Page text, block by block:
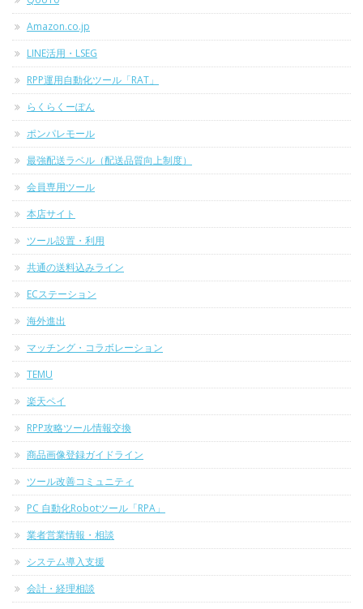
Amazon.co.jp
LINE活用・LSEG
RPP運用自動化ツール「RAT」
らくらくーぽん
ポンパレモール
最強配送ラベル（配送品質向上制度）
会員専用ツール
本店サイト
ツール設置・利用
共通の送料込みライン
ECステーション
海外進出
マッチング・コラボレーション
TEMU
楽天ペイ
RPP攻略ツール情報交換
商品画像登録ガイドライン
ツール改善コミュニティ
PC 自動化Robotツール「RPA」
業者営業情報・相談
システム導入支援
会計・経理相談